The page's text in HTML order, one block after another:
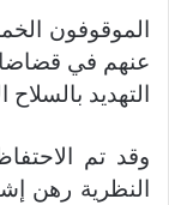
الموقوفون
عنهم في قضاضا
التهديد بالسلاح
وقد تم
النظرية رهن